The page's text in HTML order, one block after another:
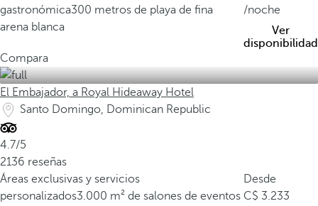
gastronómica300 metros de playa de fina
arena blanca
/noche
Ver
disponibilidad
Compara
El Embajador, a Royal Hideaway Hotel
Santo Domingo, Dominican Republic
4.7/5
2136 reseñas
Áreas exclusivas y servicios
personalizados3.000 m² de salones de eventos
Desde
3.233
t
o
o
m
i
n
g
o
e
s
u